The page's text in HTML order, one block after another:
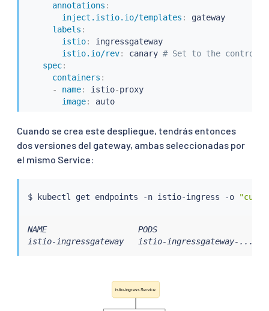
annotations :
inject.istio.io/templates :
gateway
labels :
istio:
ingressgateway
istio.io/rev: canary # Set to the control
spec:
containers :
-
name: istio-proxy
image: auto
Cuando se crea este despliegue, tendrás entonces
dos versiones del gateway, ambas seleccionadas por
el mismo Service:
$ kubectl get endpoints -n istio-ingress -o
NAME                   PODS
istio-ingressgateway   istio-ingressgateway-